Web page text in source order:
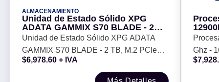
ALMACENAMIENTO
Unidad de Estado Sólido XPG
ADATA GAMMIX S70 BLADE - 2
TB, M.2 PCIe GEN4X4 (NVMe
Unidad de Estado Sólido XPG ADATA
GAMMIX S70 BLADE - 2 TB, M.2 PCIe
GEN4X4 (NVMe
$6,978.60 + IVA
1700,
Ghz -
$